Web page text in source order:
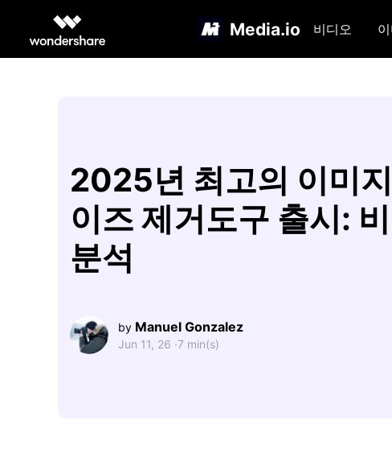
Media.io 비디오
2025년 최고의 이미
이즈 제거도구 출시:
분석
by Manuel Gonzalez
Jun 11, 26 ·7 min(s)